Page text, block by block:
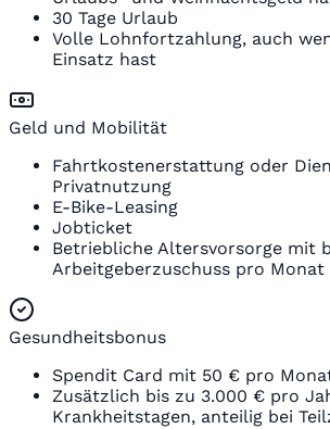
30 Tage Urlaub
Volle Lohnfortzahlung, auch
Einsatz hast
Geld und Mobilität
Fahrtkostenerstattung oder
Privatnutzung
E-Bike-Leasing
Jobticket
Betriebliche Altersvorsorge mit
Arbeitgeberzuschuss pro Monat
Gesundheitsbonus
Spendit Card mit 50 € pro
Zusätzlich bis zu 3.000 € pro
Krankheitstagen, anteilig bei